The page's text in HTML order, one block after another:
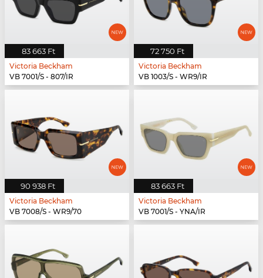
83 663 Ft
Victoria Beckham
VB 7001/S - 807/IR
72 750 Ft
Victoria Beckham
VB 1003/S - WR9/IR
90 938 Ft
Victoria Beckham
VB 7008/S - WR9/70
83 663 Ft
Victoria Beckham
VB 7001/S - YNA/IR